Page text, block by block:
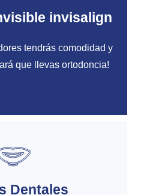
invisalign
tendrás comodidad y
que llevas ortodoncia!
Dentales